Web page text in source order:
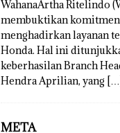
WahanaArtha Ritelindo
membuktikan
menghadirkan layanan
Honda. Hal ini
keberhasilan Branch
Hendra Aprilian, yang […]
META